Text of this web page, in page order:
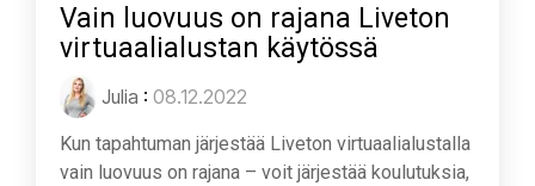
Vain luovuus on rajana Liveton
virtuaalialustan käytössä
Julia : 08.12.2022
Kun tapahtuman järjestää Liveton virtuaalialustalla
vain luovuus on rajana – voit järjestää koulutuksia,